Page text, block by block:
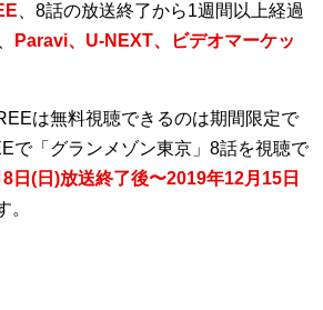
、8話の放送終了から1週間以上経過
Paravi、U-NEXT、ビデオマーケッ
は無料視聴できるのは期間限定で
で「グランメゾン東京」8話を視聴で
日(日)放送終了後〜2019年12月15日
。